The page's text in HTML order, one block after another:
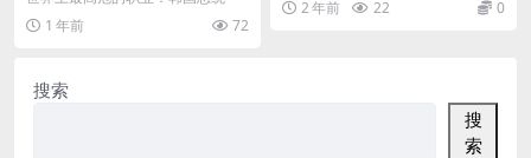
1 年前
72
2 年前 22 0
搜索
搜
索